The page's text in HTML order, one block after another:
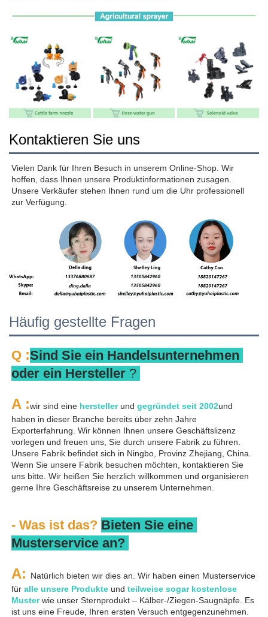
Kontaktieren Sie uns
Vielen Dank für Ihren Besuch in unserem Online-Shop. Wir
hoffen, dass Ihnen unsere Produktinformationen zusagen.
Unsere Verkäufer stehen Ihnen rund um die Uhr professionell
zur Verfügung.
Häufig gestellte Fragen
Q :Sind Sie ein Handelsunternehmen
oder ein Hersteller ?
A :wir sind eine hersteller und gegründet seit 2002und
haben in dieser Branche bereits über zehn Jahre
Exporterfahrung. Wir können Ihnen unsere Geschäftslizenz
vorlegen und freuen uns, Sie durch unsere Fabrik zu führen.
Unsere Fabrik befindet sich in Ningbo, Provinz Zhejiang, China.
Wenn Sie unsere Fabrik besuchen möchten, kontaktieren Sie
uns bitte. Wir heißen Sie herzlich willkommen und organisieren
gerne Ihre Geschäftsreise zu unserem Unternehmen.
- Was ist das? Bieten Sie eine
Musterservice an?
A:
Natürlich bieten wir dies an. Wir haben einen Musterservice
für alle unsere Produkte und teilweise sogar kostenlose
Muster wie unser Sternprodukt – Kälber-/Ziegen-Saugnäpfe. Es
ist uns eine Freude, Ihren ersten Versuch entgegenzunehmen.